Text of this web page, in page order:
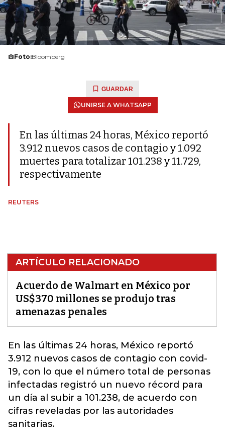
Foto:Bloomberg
GUARDAR
UNIRSE A WHATSAPP
En las últimas 24 horas, México reportó
3.912 nuevos casos de contagio y 1.092
muertes para totalizar 101.238 y 11.729,
respectivamente
REUTERS
ARTÍCULO RELACIONADO
Acuerdo de Walmart en México por
US$370 millones se produjo tras
amenazas penales
En las últimas 24 horas, México reportó
3.912 nuevos casos de contagio con covid-
19, con lo que el número total de personas
infectadas registró un nuevo récord para
un día al subir a 101.238, de acuerdo con
cifras reveladas por las autoridades
sanitarias.